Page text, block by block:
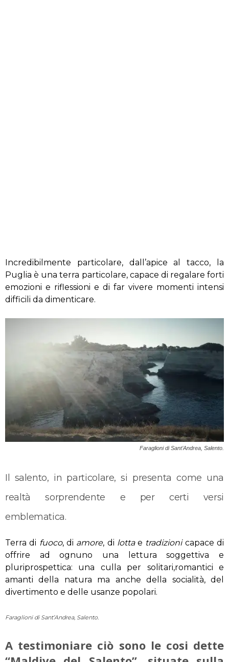
Incredibilmente particolare, dall’apice al tacco, la
Puglia è una terra particolare, capace di regalare forti
emozioni e riflessioni e di far vivere momenti intensi
difficili da dimenticare.
Faraglioni di Sant’Andrea, Salento.
Il salento, in particolare, si presenta come una
realtà sorprendente e per certi versi
emblematica.
Terra di fuoco, di amore, di lottae tradizionicapace di
offrire ad ognuno una lettura soggettiva e
pluriprospettica: una culla per solitari,romantici e
amanti della natura ma anche della socialità, del
divertimento e delle usanze popolari.
Faraglioni di Sant’Andrea, Salento.
A testimoniare ciò sono le cosi dette